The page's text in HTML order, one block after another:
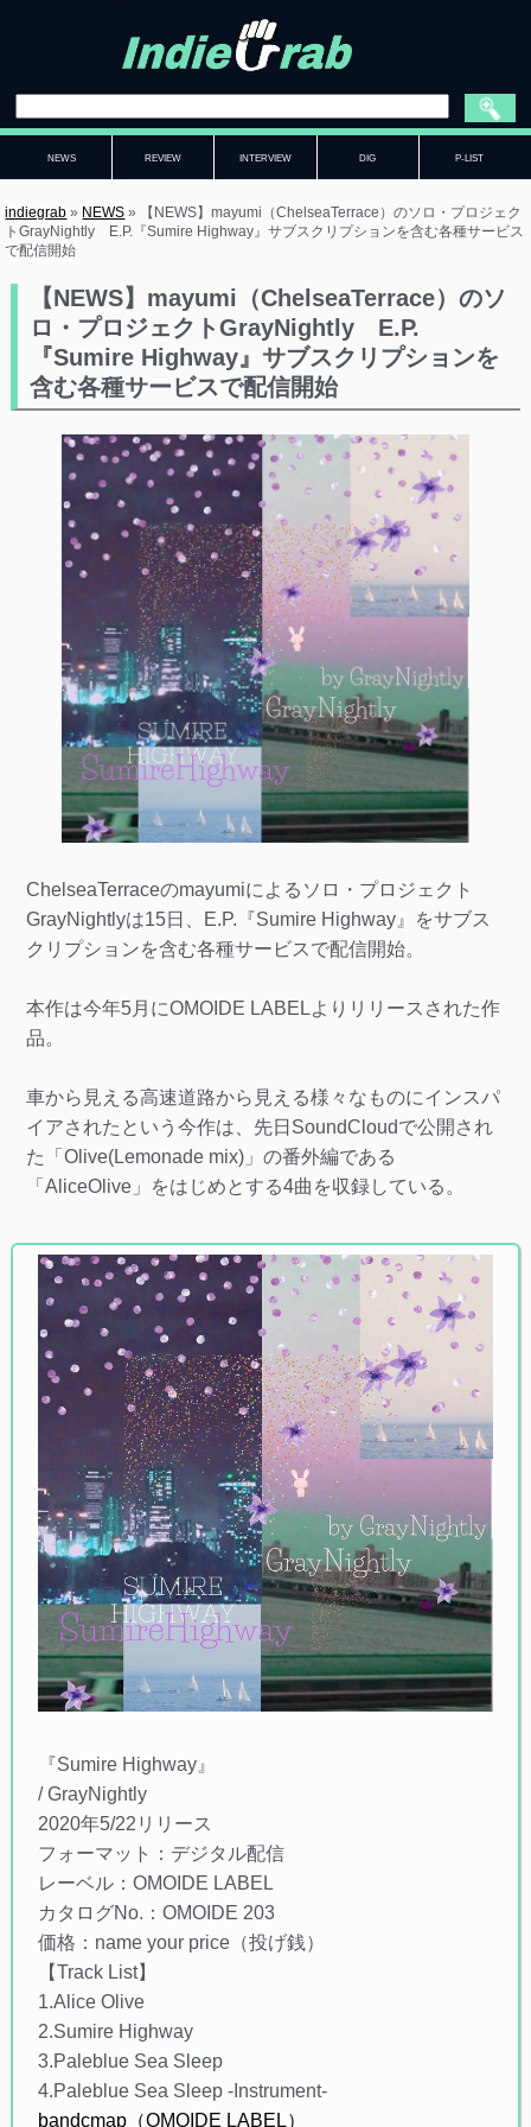
NEWS REVIEW INTERVIEW DIG P-LIST
indiegrab » NEWS »
【NEWS】mayumi（ChelseaTerrace）のソロ・プロジェク
トGrayNightly E.P.『Sumire Highway』サブスクリプションを含む各種サービス
で配信開始
【NEWS】mayumi（ChelseaTerrace）のソ
ロ・プロジェクトGrayNightly E.P.
『Sumire Highway』サブスクリプションを
含む各種サービスで配信開始
ChelseaTerraceのmayumiによるソロ・プロジェクト
GrayNightlyは15日、E.P.『Sumire Highway』をサブス
クリプションを含む各種サービスで配信開始。
本作は今年5月にOMOIDE LABELよりリリースされた作
品。
車から見える高速道路から見える様々なものにインスパ
イアされたという今作は、先日SoundCloudで公開され
た「Olive(Lemonade mix)」の番外編である
「AliceOlive」をはじめとする4曲を収録している。
『Sumire Highway』
/ GrayNightly
2020年5/22リリース
フォーマット：デジタル配信
レーベル：OMOIDE LABEL
カタログNo.：OMOIDE 203
価格：name your price（投げ銭）
【Track List】
1.Alice Olive
2.Sumire Highway
3.Paleblue Sea Sleep
4.Paleblue Sea Sleep -Instrument-
bandcmap（OMOIDE LABEL）